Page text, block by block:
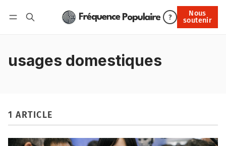
?
Nous
soutenir
Nous soutenir
usages domestiques
1 ARTICLE